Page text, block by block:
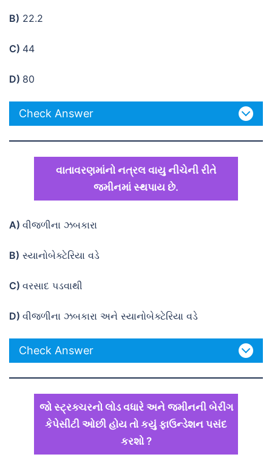
B) 22.2
C) 44
D) 80
Check Answer
વાતાવરણમાંનો નત્રલ વાયુ નીચેની રીતે
જમીનમાં સ્થપાય છે.
A) વીજળીના ઝબકારા
B) સ્યાનોબેક્ટેરિયા વડે
C) વરસાદ પડવાથી
D) વીજળીના ઝબકારા અને સ્યાનોબેક્ટેરિયા વડે
Check Answer
જો સ્ટ્રક્ચરનો લોડ વધારે અને જમીનની બેરીંગ
કેપેસીટી ઓછી હોય તો કયું ફાઉન્ડેશન પસંદ
કરશો ?